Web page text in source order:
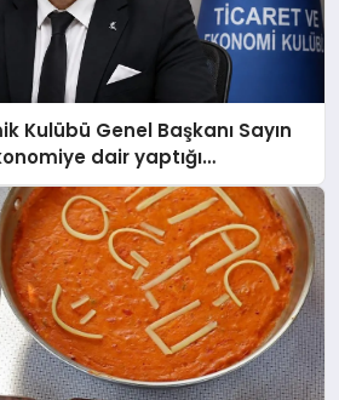
Kulübü Genel Başkanı Sayın
dair yaptığı
kaydetti: